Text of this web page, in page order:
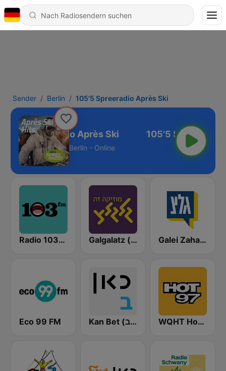
Sender Berlin 105'5 Spreeradio Après Ski
Spreeradio Après Ski
Berlin - Online
Radio 103FM Galgalatz (גלגלצ רדיו) Galei Zahal (גלי צה"ל)
Eco 99 FM Kan Bet (כאן ב' / רשת ב') WQHT Hot 97 FM